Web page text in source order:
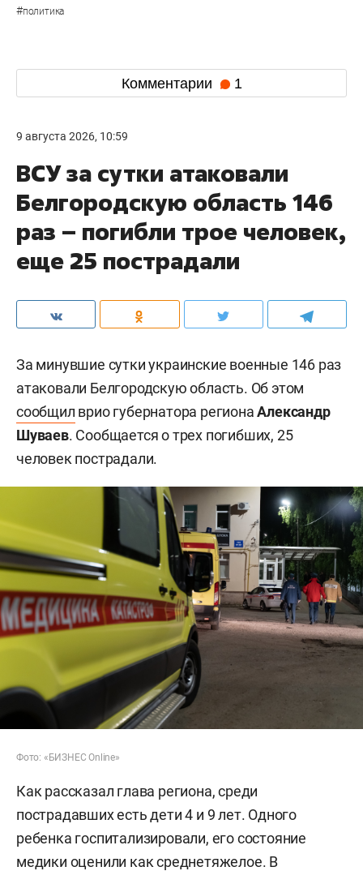
#политика
Комментарии 1
9 августа 2026, 10:59
ВСУ за сутки атаковали
Белгородскую область 146
раз – погибли трое человек,
еще 25 пострадали
За минувшие сутки украинские военные 146 раз
атаковали Белгородскую область. Об этом
сообщил врио губернатора регионаАлександр
Шуваев. Сообщается о трех погибших, 25
человек пострадали.
Фото: «БИЗНЕС Online»
Как рассказал глава региона, среди
пострадавших есть дети 4 и 9 лет. Одного
ребенка госпитализировали, его состояние
медики оценили как среднетяжелое. В